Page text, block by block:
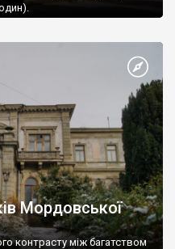
Мордовської
контрасту між багатством